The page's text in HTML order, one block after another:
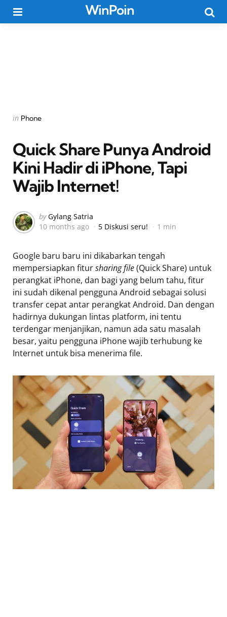
WinPoin
Categories
Posted
in Phone
Quick Share Punya Android
Kini Hadir di iPhone, Tapi
Wajib Internet!
Posted
by
by Gylang Satria
10 months ago
5 Diskusi seru! 1 min
Google baru baru ini dikabarkan tengah
mempersiapkan fitursharing file(Quick Share) untuk
perangkat iPhone, dan bagi yang belum tahu, fitur
ini sudah dikenal pengguna Android sebagai solusi
transfer cepat antar perangkat Android. Dan dengan
hadirnya dukungan lintas platform, ini tentu
terdengar menjanjikan, namun ada satu masalah
besar, yaitu pengguna iPhone wajib terhubung ke
Internet untuk bisa menerima file.